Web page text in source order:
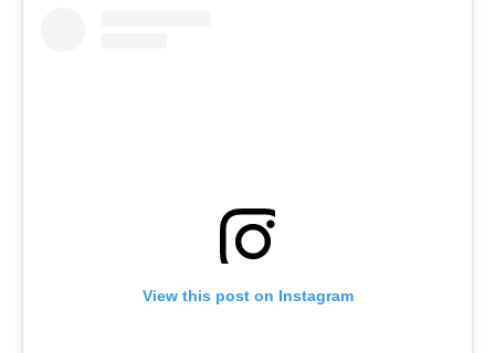
View this post on Instagram